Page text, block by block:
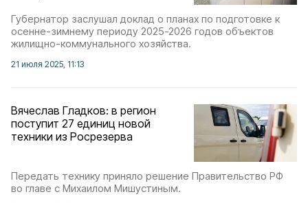
Губернатор заслушал доклад о планах по подготовке к
осенне-зимнему периоду 2025-2026 годов объектов
жилищно-коммунального хозяйства.
21 июля 2025, 11:13
Вячеслав Гладков: в регион
поступит 27 единиц новой
техники из Росрезерва
Передать технику приняло решение Правительство РФ
во главе с Михаилом Мишустиным.